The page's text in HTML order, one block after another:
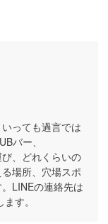
っても過言では
バー、
、どれくらいの
場所、穴場スポ
LINEの連絡先は
す。